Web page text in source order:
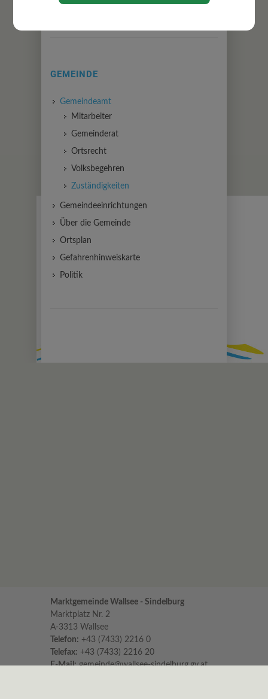
GEMEINDE
Gemeindeamt
Mitarbeiter
Gemeinderat
Ortsrecht
Volksbegehren
Zuständigkeiten
Gemeindeeinrichtungen
Über die Gemeinde
Ortsplan
Gefahrenhinweiskarte
Politik
Marktgemeinde Wallsee - Sindelburg
Marktplatz Nr. 2
A-3313 Wallsee
Telefon: +43 (7433) 2216 0
Telefax: +43 (7433) 2216 20
E-Mail: gemeinde@wallsee-sindelburg.gv.at